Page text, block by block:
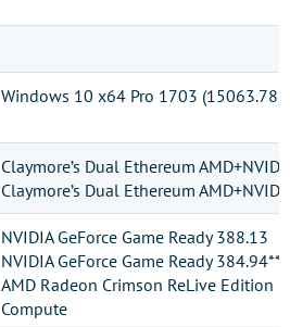
Windows 10 x64 Pro 1703
Claymore’s Dual Ethereum
Claymore’s Dual Ethereum
NVIDIA GeForce Game Ready 388.13
NVIDIA GeForce Game Ready 384.94**
AMD Radeon Crimson ReLive Edition
Compute